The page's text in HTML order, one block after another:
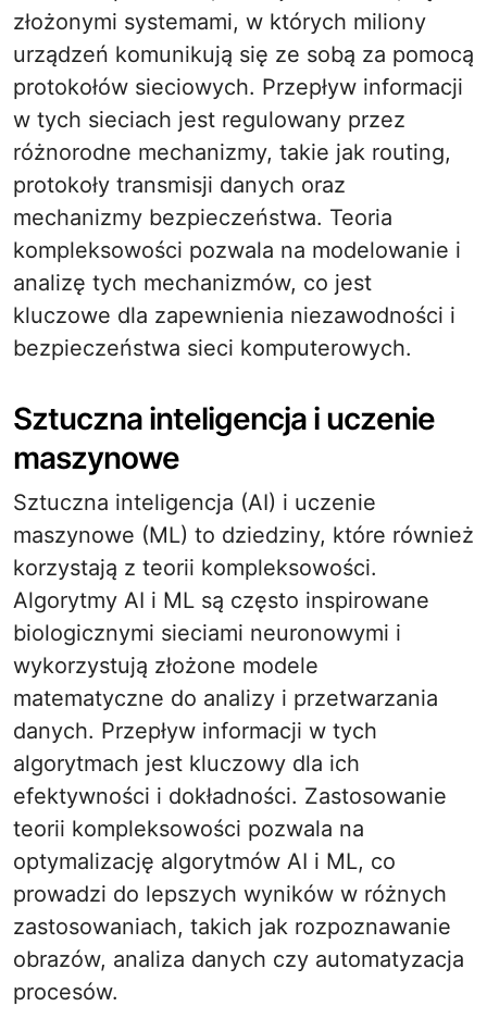
złożonymi systemami, w których miliony
urządzeń komunikują się ze sobą za pomocą
protokołów sieciowych. Przepływ informacji
w tych sieciach jest regulowany przez
różnorodne mechanizmy, takie jak routing,
protokoły transmisji danych oraz
mechanizmy bezpieczeństwa. Teoria
kompleksowości pozwala na modelowanie i
analizę tych mechanizmów, co jest
kluczowe dla zapewnienia niezawodności i
bezpieczeństwa sieci komputerowych.
Sztuczna inteligencja i uczenie
maszynowe
Sztuczna inteligencja (AI) i uczenie
maszynowe (ML) to dziedziny, które również
korzystają z teorii kompleksowości.
Algorytmy AI i ML są często inspirowane
biologicznymi sieciami neuronowymi i
wykorzystują złożone modele
matematyczne do analizy i przetwarzania
danych. Przepływ informacji w tych
algorytmach jest kluczowy dla ich
efektywności i dokładności. Zastosowanie
teorii kompleksowości pozwala na
optymalizację algorytmów AI i ML, co
prowadzi do lepszych wyników w różnych
zastosowaniach, takich jak rozpoznawanie
obrazów, analiza danych czy automatyzacja
procesów.